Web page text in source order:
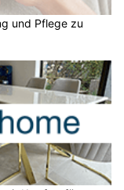
und Pflege zu